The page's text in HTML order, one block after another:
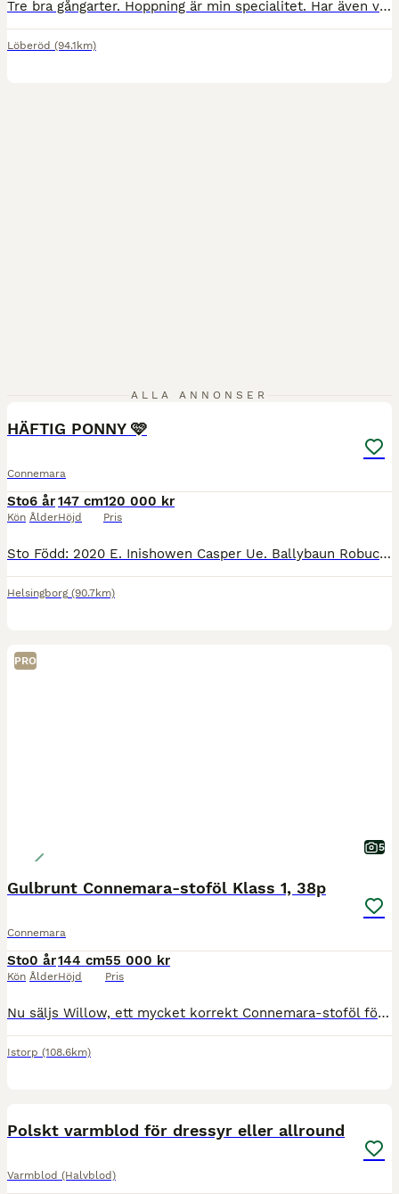
Tre bra gångarter. Hoppning är min specialitet. Har även varit ute på terrängbanan och det gillar jag. Jag älskar vara ute i naturen i skog, mark och vatten. Är lätt i all hantering med lastning och har inga problem stå ensam i boxen. Jag önskar ett nytt hem där jag kan utvecklas vidare och få lite mer uppmärksamhet och tid tillsammans med min ryttare. Viktigt att min
Löberöd (94.1km)
ALLA ANNONSER
PRO
HÄFTIG PONNY 🩷
Connemara
Sto
Kön
6 år
Ålder
147 cm
Höjd
120 000 kr
Pris
Sto Född: 2020 E. Inishowen Casper Ue. Ballybaun Robuck Daisy är en vacker ponny med mycket utstrålning och personlighet. Hon är exteriört korrekt och drar blickar till sig. Daisy är en ponny med
Helsingborg (90.7km)
PRO
5
Gulbrunt Connemara-stoföl Klass 1, 38p
Connemara
Sto
Kön
0 år
Ålder
144 cm
Höjd
55 000 kr
Pris
Nu säljs Willow, ett mycket korrekt Connemara-stoföl född 25 maj 2026. Willow är en ponny med fantastisk utstrålning, god resning och ett mycket trevligt temperament. Ett unikt tillfälle för dig som s
Istorp (108.6km)
Polskt varmblod för dressyr eller allround
Varmblod (Halvblod)